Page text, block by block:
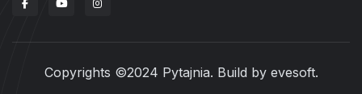
Copyrights ©2024 Pytajnia. Build by evesoft.